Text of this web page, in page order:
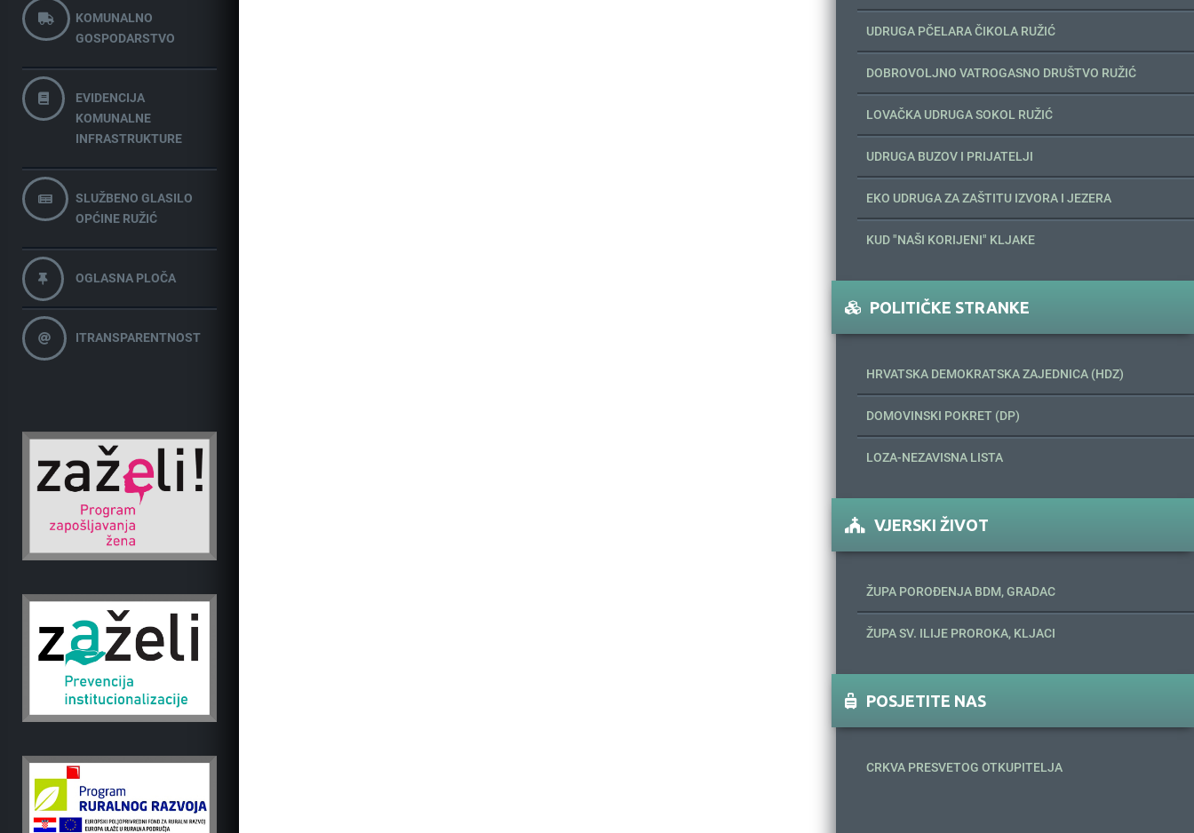
KOMUNALNO
GOSPODARSTVO
EVIDENCIJA
KOMUNALNE
INFRASTRUKTURE
SLUŽBENO GLASILO
OPĆINE RUŽIĆ
OGLASNA PLOČA
ITRANSPARENTNOST
UDRUGA PČELARA ČIKOLA RUŽIĆ
DOBROVOLJNO VATROGASNO DRUŠTVO RUŽIĆ
LOVAČKA UDRUGA SOKOL RUŽIĆ
UDRUGA BUZOV I PRIJATELJI
EKO UDRUGA ZA ZAŠTITU IZVORA I JEZERA
KUD "NAŠI KORIJENI" KLJAKE
POLITIČKE STRANKE
HRVATSKA DEMOKRATSKA ZAJEDNICA (HDZ)
DOMOVINSKI POKRET (DP)
LOZA-NEZAVISNA LISTA
VJERSKI ŽIVOT
ŽUPA POROĐENJA BDM, GRADAC
ŽUPA SV. ILIJE PROROKA, KLJACI
POSJETITE NAS
CRKVA PRESVETOG OTKUPITELJA